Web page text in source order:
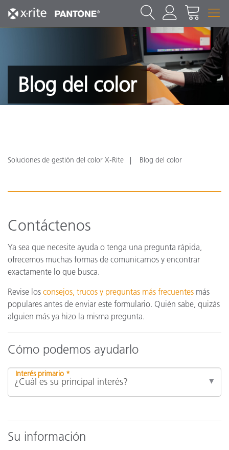
Blog del color
Soluciones de gestión del color X-Rite Blog del color
Contáctenos
Ya sea que necesite ayuda o tenga una pregunta rápida,
ofrecemos muchas formas de comunicarnos y encontrar
exactamente lo que busca.
Revise los consejos, trucos y preguntas más frecuentes más
populares antes de enviar este formulario. Quién sabe, quizás
alguien más ya hizo la misma pregunta.
Cómo podemos ayudarlo
Interés primario *
Su información